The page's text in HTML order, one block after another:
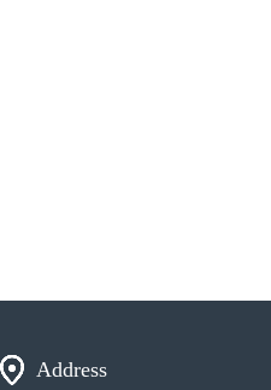
气动隔膜泵(3)
Address